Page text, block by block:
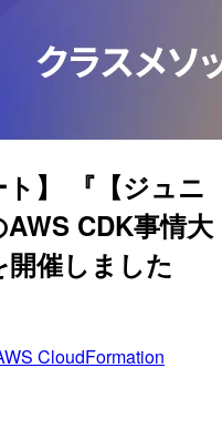
ト】 『【ジュニ
CDK事情大
催しました
CloudFormation